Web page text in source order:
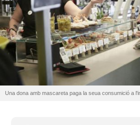
Una dona amb mascareta paga la seua consumició a